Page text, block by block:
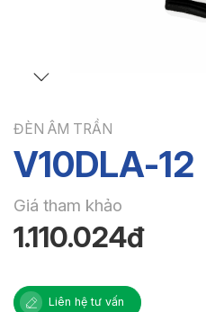
ĐÈN ÂM TRẦN
V10DLA-12
Giá tham khảo
1.110.024đ
Liên hệ tư vấn